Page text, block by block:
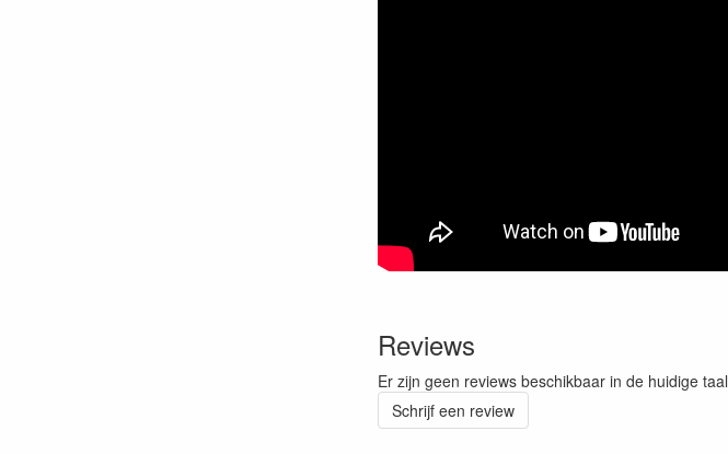
Reviews
Er zijn geen reviews beschikbaar in de huidige taal
Schrijf een review